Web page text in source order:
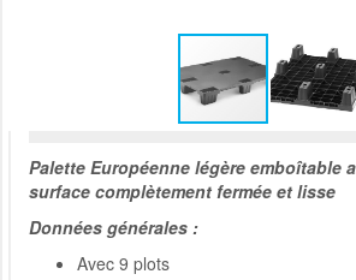
Palette Européenne légère emboîtable
surface complètement fermée et lisse
Données générales :
Avec 9 plots